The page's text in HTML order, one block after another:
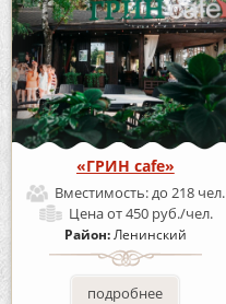
«ГРИН cafe»
Вместимость: до 218 чел.
Ценаот 450 руб./чел.
Район:Ленинский
подробнее